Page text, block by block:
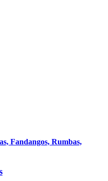
Fandangos, Rumbas,